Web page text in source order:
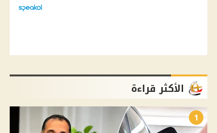
الأكثر قراءة
1